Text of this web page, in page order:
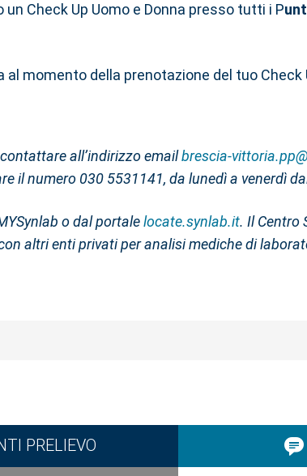
Check Up Uomo e Donna presso tutti i P
momento della prenotazione del tuo Check
all’indirizzo emailbrescia-
numero 030 5531141, da lunedì a venerdì
o dal portalelocate.synlab.it. Il Centro
altri enti privati per analisi mediche di
PRELIEVO